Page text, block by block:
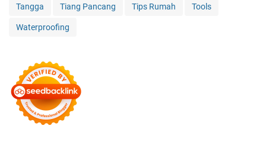
Tangga Tiang Pancang Tips Rumah Tools
Waterproofing